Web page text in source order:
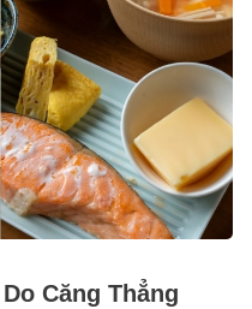
Căng Thẳng